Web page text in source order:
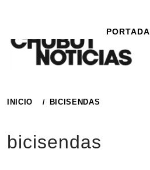
contenido
PORTADA
INICIO BICISENDAS
bicisendas